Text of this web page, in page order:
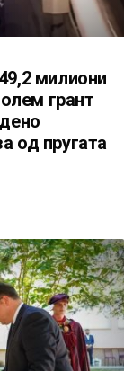
милиони
грант
од пругата